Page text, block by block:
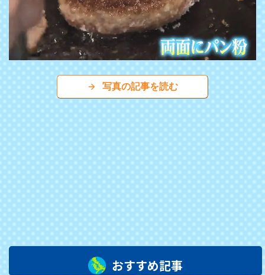
写真の記事を読む
おすすめ記事